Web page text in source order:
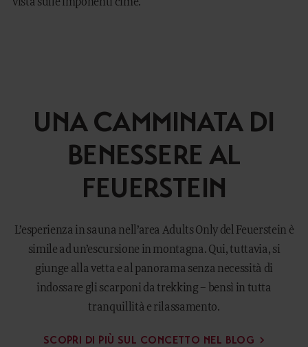
UNA CAMMINATA DI
BENESSERE AL
FEUERSTEIN
L’esperienza in sauna nell’area Adults Only del Feuerstein è
simile ad un’escursione in montagna. Qui, tuttavia, si
giunge alla vetta e al panorama senza necessità di
indossare gli scarponi da trekking – bensì in tutta
tranquillità e rilassamento.
SCOPRI DI PIÙ SUL CONCETTO NEL BLOG